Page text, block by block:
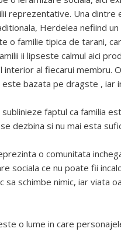
reprezentative. Una dintre
Herdelea nefiind
o familie tipica de tarani,
ii lipseste calmul aici
interior al fiecarui membru.
este bazata pe dragste ,
faptul ca familia
dezbina si nu mai esta
o comunitata
sociala ce nu poate fii
sa schimbe nimic, iar viata
o lume in care